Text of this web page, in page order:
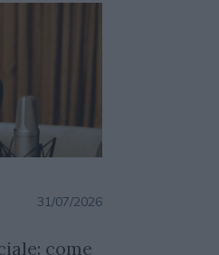
31/07/2026
come